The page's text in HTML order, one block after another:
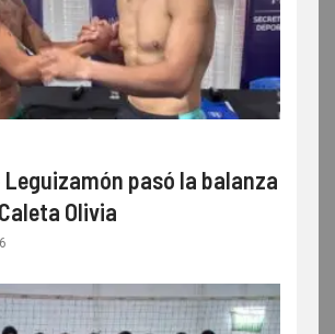
Leguizamón pasó la balanza
Olivia